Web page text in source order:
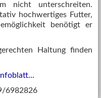
nicht unterschreiten.
hochwertiges Futter,
benötigt er
Haltung finden
6982826